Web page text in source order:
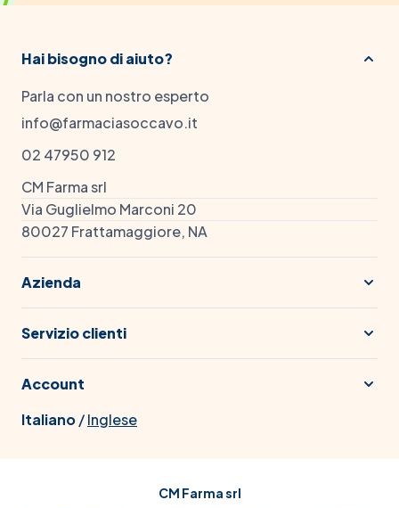
Hai bisogno di aiuto?
Parla con un nostro esperto
info@farmaciasoccavo.it
02 47950 912
CM Farma srl
Via Guglielmo Marconi 20
80027 Frattamaggiore, NA
Azienda
Servizio clienti
Account
Italiano/Inglese
CM Farma srl